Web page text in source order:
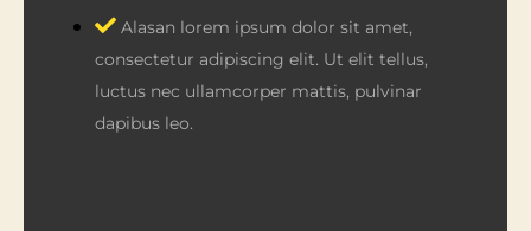
Alasan lorem ipsum dolor sit amet,
consectetur adipiscing elit. Ut elit tellus,
luctus nec ullamcorper mattis, pulvinar
dapibus leo.